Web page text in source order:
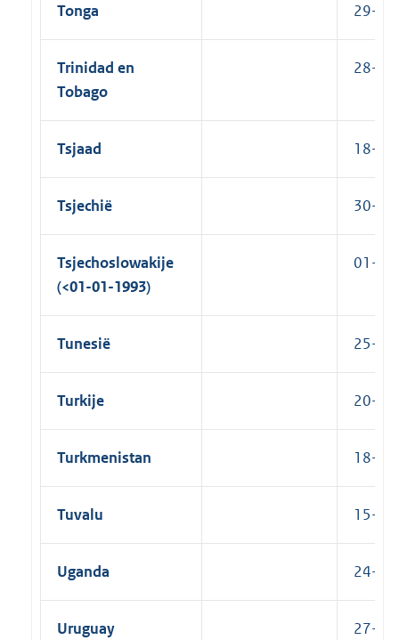
Tonga 29-
Trinidad en
Tobago
28-
Tsjaad 18-
Tsjechië 30-
Tsjechoslowakije
(<01-01-1993)
01-
Tunesië 25-
Turkije 20-
Turkmenistan 18-
Tuvalu 15-
Uganda 24-
Uruguay 27-